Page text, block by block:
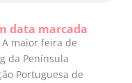
data marcada
A maior feira de
da Península
Portuguesa de